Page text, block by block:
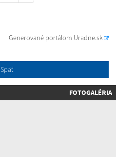
Generované portálom Uradne.sk
Späť
FOTOGALÉRIA